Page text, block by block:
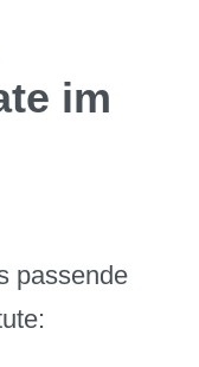
im
passende